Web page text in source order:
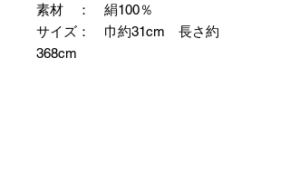
素材 ： 絹100％
サイズ： 巾約31cm 長さ約
368cm